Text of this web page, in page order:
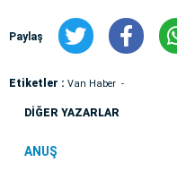
Paylaş
Etiketler : Van Haber
DİĞER YAZARLAR
ANUŞ